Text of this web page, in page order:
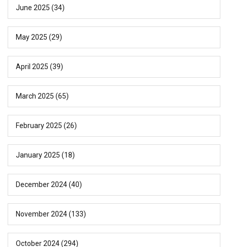
June 2025 (34)
May 2025 (29)
April 2025 (39)
March 2025 (65)
February 2025 (26)
January 2025 (18)
December 2024(40)
November 2024(133)
October 2024(294)